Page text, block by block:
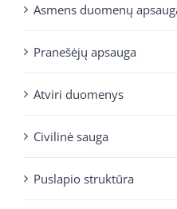
Asmens duomenų
Pranešėjų apsauga
Atviri duomenys
Civilinė sauga
Puslapio struktūra